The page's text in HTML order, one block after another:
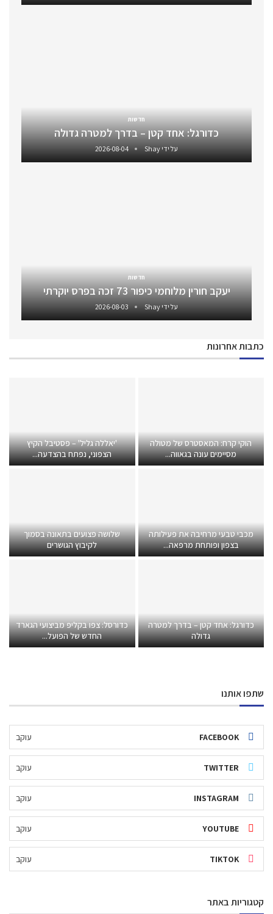
חדשות
כדורגל: אחד קטן – בדרך למטרה גדולה
על ידיShay
2026-08-04
חדשות
יעקב חורין מלוחמי כיפור 73 זכה בפרס יוקרתי
על ידיShay
2026-08-03
כתבות אחרונות
הוקי קרח: המאסטרס של מטולה
מסיימים עונה בגאווה...
'יאללה גליל' – פסטיבל הקיץ
הצפוני, נפתח בהצדעה...
מכבי טבעי מרחיבה את פעילותה
בצפון ופותחת מרפאה...
שלושה פצועים בתאונה בסמוך
לקיבוץ הגושרים
כדורגל: אחד קטן – בדרך למטרה
גדולה
כדורסל: צפו בקליפ מביצועי הגארד
החדש של הפועל...
שתפו אותנו
FACEBOOK עוקב
TWITTER עוקב
INSTAGRAM עוקב
YOUTUBE עוקב
TIKTOK עוקב
קטגוריות באתר